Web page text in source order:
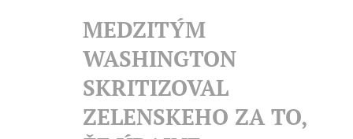
MEDZITÝM
WASHINGTON
SKRITIZOVAL
ZELENSKEHO ZA TO,